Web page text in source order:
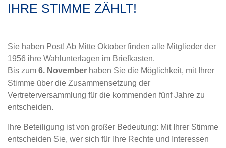
IHRE STIMME ZÄHLT!
Sie haben Post! Ab Mitte Oktober finden alle Mitglieder der
1956 ihre Wahlunterlagen im Briefkasten.
Bis zum 6. November haben Sie die Möglichkeit, mit Ihrer
Stimme über die Zusammensetzung der
Vertreterversammlung für die kommenden fünf Jahre zu
entscheiden.
Ihre Beteiligung ist von großer Bedeutung: Mit Ihrer Stimme
entscheiden Sie, wer sich für Ihre Rechte und Interessen